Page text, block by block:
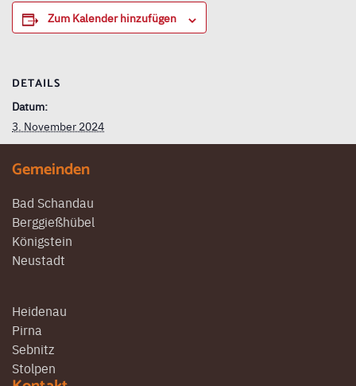
Zum Kalender hinzufügen
DETAILS
Datum:
3. November 2024
Gemeinden
Bad Schandau
Berggießhübel
Königstein
Neustadt
Heidenau
Pirna
Sebnitz
Stolpen